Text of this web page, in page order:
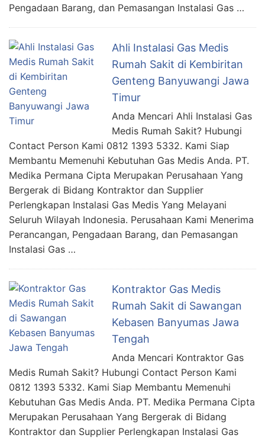
Pengadaan Barang, dan Pemasangan Instalasi Gas …
Ahli Instalasi Gas Medis
Rumah Sakit di Kembiritan
Genteng Banyuwangi Jawa
Timur
Anda Mencari Ahli Instalasi Gas
Medis Rumah Sakit? Hubungi
Contact Person Kami 0812 1393 5332. Kami Siap
Membantu Memenuhi Kebutuhan Gas Medis Anda. PT.
Medika Permana Cipta Merupakan Perusahaan Yang
Bergerak di Bidang Kontraktor dan Supplier
Perlengkapan Instalasi Gas Medis Yang Melayani
Seluruh Wilayah Indonesia. Perusahaan Kami Menerima
Perancangan, Pengadaan Barang, dan Pemasangan
Instalasi Gas …
Kontraktor Gas Medis
Rumah Sakit di Sawangan
Kebasen Banyumas Jawa
Tengah
Anda Mencari Kontraktor Gas
Medis Rumah Sakit? Hubungi Contact Person Kami
0812 1393 5332. Kami Siap Membantu Memenuhi
Kebutuhan Gas Medis Anda. PT. Medika Permana Cipta
Merupakan Perusahaan Yang Bergerak di Bidang
Kontraktor dan Supplier Perlengkapan Instalasi Gas